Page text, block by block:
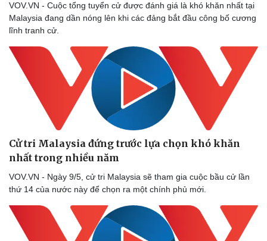
VOV.VN - Cuộc tổng tuyển cử được đánh giá là khó khăn nhất tại
Malaysia đang dần nóng lên khi các đảng bắt đầu công bố cương
lĩnh tranh cử.
Cử tri Malaysia đứng trước lựa chọn khó khăn
nhất trong nhiều năm
VOV.VN - Ngày 9/5, cử tri Malaysia sẽ tham gia cuộc bầu cử lần
thứ 14 của nước này để chọn ra một chính phủ mới.